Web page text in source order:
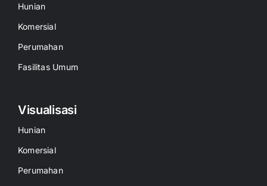
Hunian
Komersial
Perumahan
Fasilitas Umum
Visualisasi
Hunian
Komersial
Perumahan